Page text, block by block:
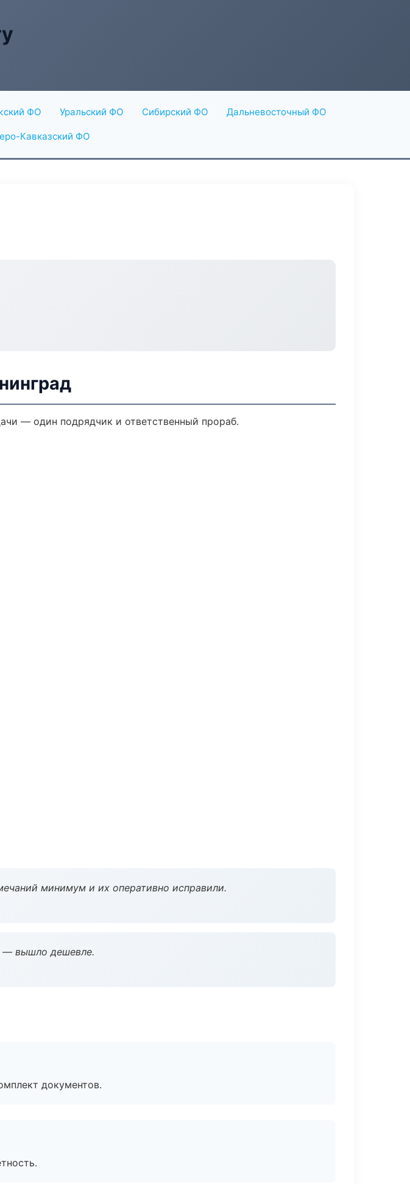
ФО Уральский ФО Сибирский ФО Дальневосточный ФО
Кавказский ФО
— один подрядчик и ответственный прораб.
минимум и их оперативно исправили.
— вышло дешевле.
документов.